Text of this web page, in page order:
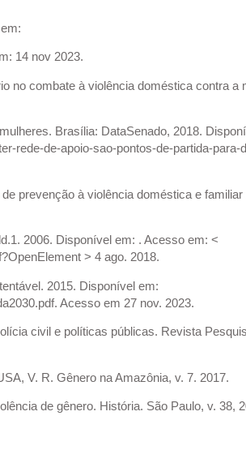
14 nov 2023.
no combate à violência doméstica contra a
Brasília: DataSenado, 2018.
rede-de-apoio-sao-pontos-de-partida-para-
prevenção à violência doméstica e familiar
2006. Disponível em: . Acesso em: <
> 4 ago. 2018.
2015. Disponível em:
Acesso em 27 nov. 2023.
civil e políticas públicas. Revista
V. R. Gênero na Amazônia, v. 7. 2017.
de gênero. História. São Paulo, v. 38,